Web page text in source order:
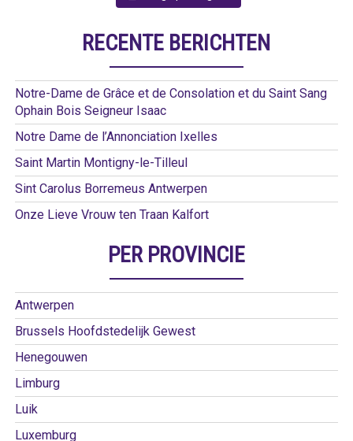
RECENTE BERICHTEN
Notre-Dame de Grâce et de Consolation et du Saint Sang
Ophain Bois Seigneur Isaac
Notre Dame de l’Annonciation Ixelles
Saint Martin Montigny-le-Tilleul
Sint Carolus Borremeus Antwerpen
Onze Lieve Vrouw ten Traan Kalfort
PER PROVINCIE
Antwerpen
Brussels Hoofdstedelijk Gewest
Henegouwen
Limburg
Luik
Luxemburg